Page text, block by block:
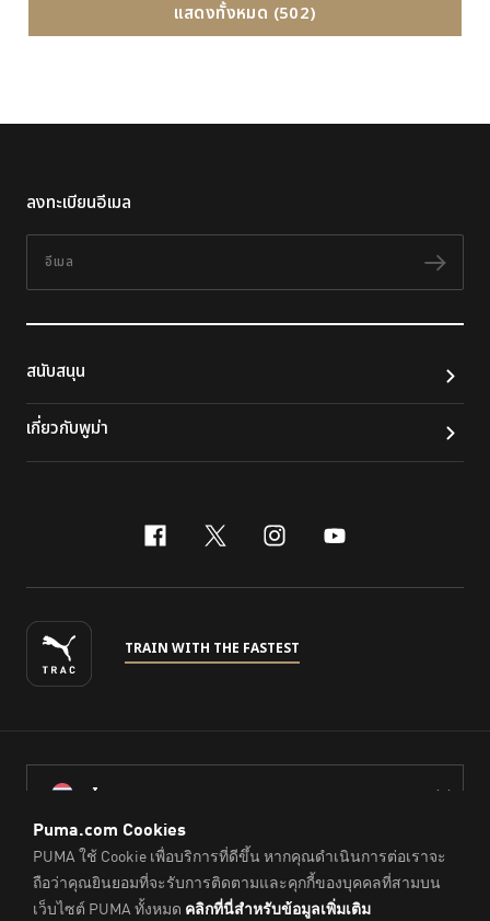
แสดงทั้งหมด (502)
ลงทะเบียนอีเมล
ติดต
สนับสนุน
เกี่ยวกับพูม่า
facebook
x-twitter
instagram
youtube
TRAIN WITH THE FASTEST
ไทย
© PUMA Sports (Thailand) Co., Ltd.,2026. All Rights Reserved.
Company Reg. No. 0105564148338